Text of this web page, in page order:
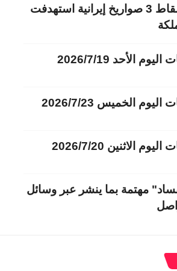
وإسقاط 3 صواريخ إيرانية استهدفت
الأحد 2026/7/19
اليوم الخميس 2026/7/23
الاثنين 2026/7/20
مهتمة بما ينشر عبر وسائل